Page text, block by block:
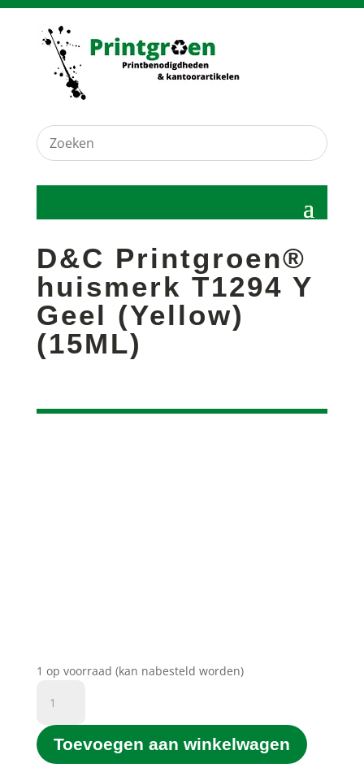
D&C Printgroen®
huismerk T1294 Y
Geel (Yellow)
(15ML)
1 op voorraad (kan nabesteld worden)
Printgroen®
huismerk
T1294
Y
Toevoegen aan winkelwagen